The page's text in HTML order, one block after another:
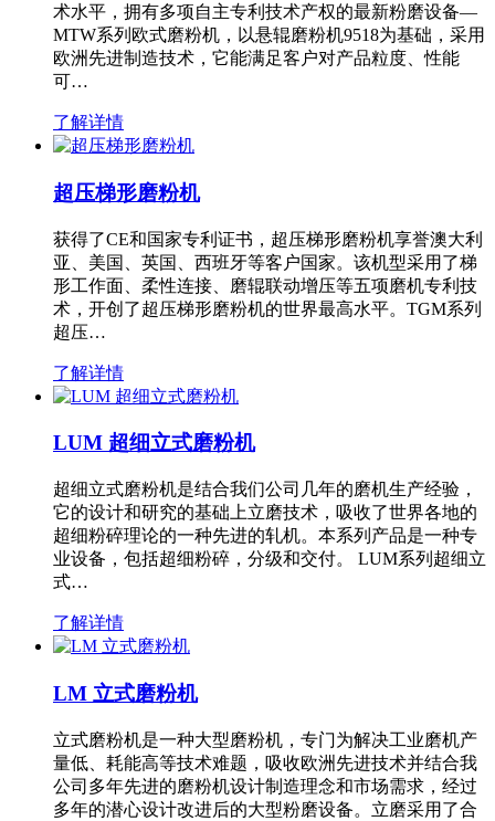
术水平，拥有多项自主专利技术产权的最新粉磨设备—
MTW系列欧式磨粉机，以悬辊磨粉机9518为基础，采用
欧洲先进制造技术，它能满足客户对产品粒度、性能
可…
了解详情
超压梯形磨粉机
获得了CE和国家专利证书，超压梯形磨粉机享誉澳大利
亚、美国、英国、西班牙等客户国家。该机型采用了梯
形工作面、柔性连接、磨辊联动增压等五项磨机专利技
术，开创了超压梯形磨粉机的世界最高水平。TGM系列
超压…
了解详情
LUM 超细立式磨粉机
超细立式磨粉机是结合我们公司几年的磨机生产经验，
它的设计和研究的基础上立磨技术，吸收了世界各地的
超细粉碎理论的一种先进的轧机。本系列产品是一种专
业设备，包括超细粉碎，分级和交付。 LUM系列超细立
式…
了解详情
LM 立式磨粉机
立式磨粉机是一种大型磨粉机，专门为解决工业磨机产
量低、耗能高等技术难题，吸收欧洲先进技术并结合我
公司多年先进的磨粉机设计制造理念和市场需求，经过
多年的潜心设计改进后的大型粉磨设备。立磨采用了合